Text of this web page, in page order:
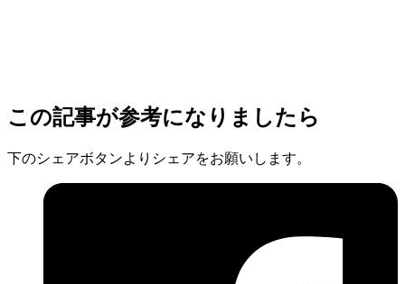
この記事が参考になりましたら
下のシェアボタンよりシェアをお願いします。